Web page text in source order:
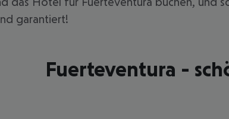
garantiert!
Fuerteventura -